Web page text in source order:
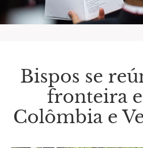
Bispos se
fronteira
Colômbia e